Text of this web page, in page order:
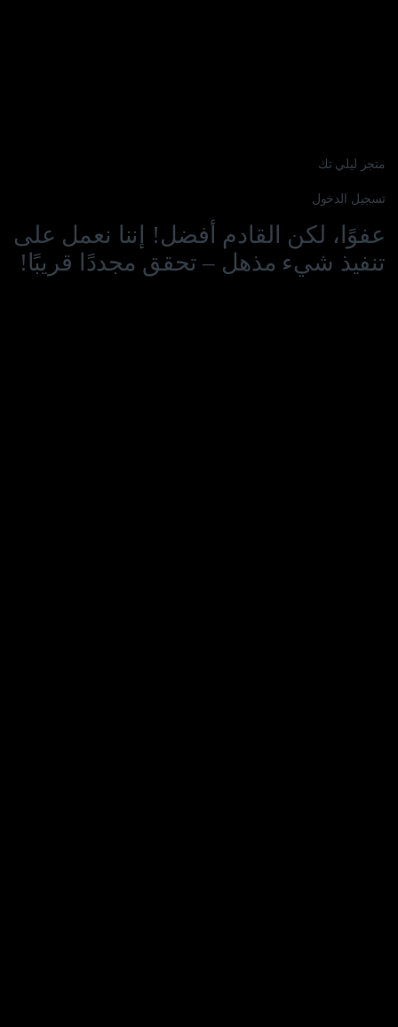
متجر ليلي تك
تسجيل الدخول
عفوًا، لكن القادم أفضل! إننا نعمل على
تنفيذ شيء مذهل – تحقق مجددًا قريبًا!